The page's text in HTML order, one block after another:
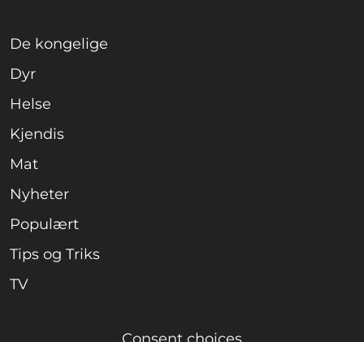
De kongelige
Dyr
Helse
Kjendis
Mat
Nyheter
Populært
Tips og Triks
TV